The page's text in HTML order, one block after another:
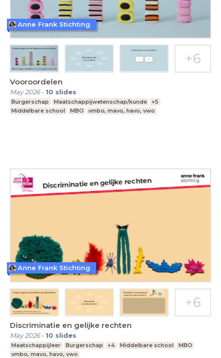
Vooroordelen
May 2026- 10 slides
Burgerschap Maatschappijwetenschap/kunde
+5
Middelbare school
MBO vmbo, mavo, havo, vwo
Anne Frank Stichting
Discriminatie en gelijke rechten
May 2026- 10 slides
Maatschappijleer Burgerschap +4 Middelbare school
MBO
vmbo, mavo, havo, vwo
Anne Frank Stichting